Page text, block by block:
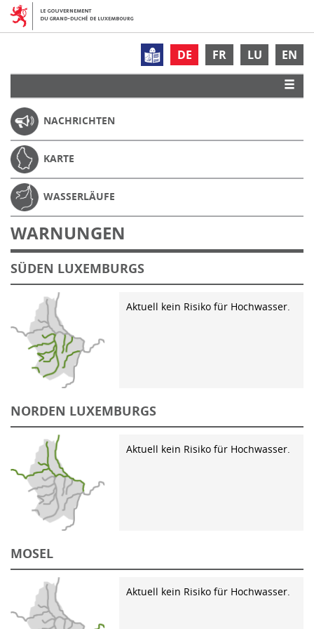
DE FR LU EN
NACHRICHTEN
KARTE
WASSERLÄUFE
WARNUNGEN
SÜDEN LUXEMBURGS
Aktuell kein Risiko für Hochwasser.
NORDEN LUXEMBURGS
Aktuell kein Risiko für Hochwasser.
MOSEL
Aktuell kein Risiko für Hochwasser.